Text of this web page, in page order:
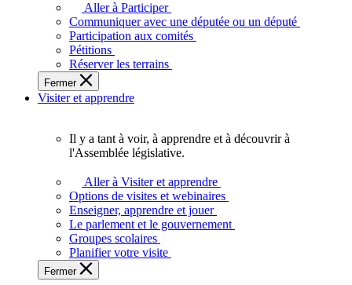
plein
potentiel,
l'Assemblée
a
besoin
de
Aller à Participer
Communiquer avec une députée ou un député
Participation aux comités
Pétitions
Réserver les terrains
Fermer
Visiter et apprendre
voir,
apprendre
et
à
Il y a tant à voir, à apprendre et à découvrir à
l'Assemblée législative.
Aller à Visiter et apprendre
Options de visites et webinaires
Enseigner, apprendre et jouer
Le parlement et le gouvernement
Groupes scolaires
Planifier votre visite
Fermer